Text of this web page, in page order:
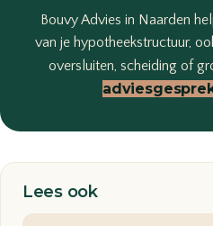
Bouvy Advies in Naarden
van je hypotheekstructuur,
oversluiten, scheiding of
Lees ook